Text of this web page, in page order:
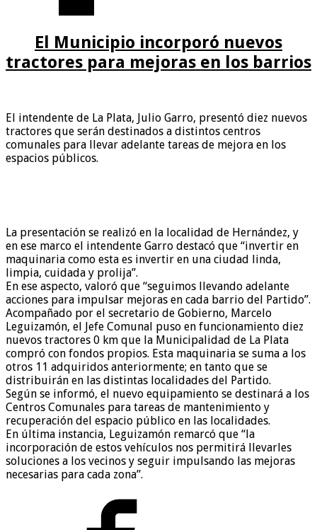
El Municipio incorporó nuevos
tractores para mejoras en los barrios
El intendente de La Plata, Julio Garro, presentó diez nuevos
tractores que serán destinados a distintos centros
comunales para llevar adelante tareas de mejora en los
espacios públicos.
La presentación se realizó en la localidad de Hernández, y
en ese marco el intendente Garro destacó que “invertir en
maquinaria como esta es invertir en una ciudad linda,
limpia, cuidada y prolija”.
En ese aspecto, valoró que “seguimos llevando adelante
acciones para impulsar mejoras en cada barrio del Partido”.
Acompañado por el secretario de Gobierno, Marcelo
Leguizamón, el Jefe Comunal puso en funcionamiento diez
nuevos tractores 0 km que la Municipalidad de La Plata
compró con fondos propios. Esta maquinaria se suma a los
otros 11 adquiridos anteriormente; en tanto que se
distribuirán en las distintas localidades del Partido.
Según se informó, el nuevo equipamiento se destinará a los
Centros Comunales para tareas de mantenimiento y
recuperación del espacio público en las localidades.
En última instancia, Leguizamón remarcó que “la
incorporación de estos vehículos nos permitirá llevarles
soluciones a los vecinos y seguir impulsando las mejoras
necesarias para cada zona”.